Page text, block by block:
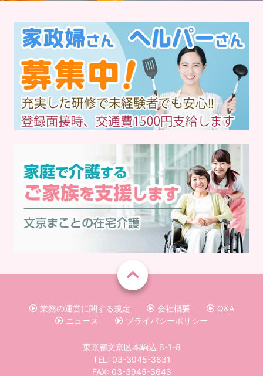
業務の運営に関する規定 会社概要
Q&A
ニュース
プライバシーポリシー
東京都文京区本駒込 6-1-8
TEL: 03-3945-3631
FAX: 03-3945-3643